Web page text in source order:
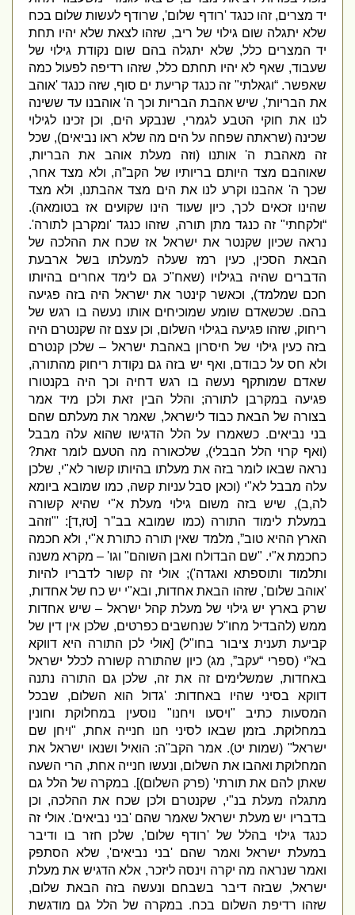
יד מצרים,זהו כנגד'רודף שלום',שרודף לעשות שלום בכח
שלא יתגלה שום גילוי של ריב,שזהו לצאת שלא יהיו תחת
יד המצרים כלל,שלא יתגלה בהם שום נקודת גילוי של
שעבוד,שאף לא יהיו תחתם כלל,שזהו רדיפה לפעול כמה
שאפשר. “וגאלתי"זה כנגד קריעת ים סוף,שזה כנגד'אוהב
את הבריות',שיש אהבת הבריות וכך ה'אוהבנו עד ששינה
לנו את חוקי הטבע לגמרי,שנבקע הים,וכן זכינו לגילוי
שכינה(שראתה שפחה על הים מה שלא ראו נביאים),שכל
זה מאהבת ה
'אותנו( וזה מעלת אוהב את הבריות,
שאוהבם מצד היותם בריותיו של הקב”ה,ולא מצד אחר,
שכך ה 'אהבנו וקרע לנו את הים מצד אהבתנו,ולא מצד
שהינו זכאים לכך,כיון שעוד הינו שקועים אז בטומאה).
ולקחתי"זה כנגד מתן תורה,שזהו כנגד'ומקרבן לתורה'.
נראה שכיון שקנטר את ישראל אז שכח את ההלכה של
הבאת הסכין,כעין רמז שעלה למעלתו בשל ארבעת
הדברים שהיה בגילויו(שאח"כ גם לימד אחרים בהיותו
חכם שמלמד),וכאשר קינטר את ישראל היה בזה פגיעה
בהם.שכשאדם שומע שמוכיחים אותו נעשה בו רגש של
ריחוק,שזהו פגיעה בגילוי השלום,וכן עצם זה שקנטרם היה
בזה כעין גילוי של חיסרון באהבת ישראל – שלכן קנטרם
ולא חס על כבודם,ואף יש בזה גם נקודת ריחוק מהתורה,
שאדם שמותקף נעשה בו רגש דחיה וכך היה בקנטורו
פגיעה במקרבן לתורה;והלל הבין זאת ולכן מיד אמר
בצורה של הבאת כבוד לישראל,שאמר את מעלתם שהם
בני נביאים.כשאמרו על הלל הדגישו שהוא עלה מבבל
ואף קרוי הלל הבבלי),שלכאורה מה הטעם לומר זאת?
נראה שבאו לומר בזה את מעלתו בהיותו קשור לא"י,שלכן
עלה מבבל לא"י(וכאן סבל עניות קשה,כמו שמובא ביומא
לה,ב),שיש בזה משום גילוי מעלת א "י שהיא קשורה
במעלת לימוד התורה(כמו שמובא בב"ר[טז,ד]: '" וזהב
הארץ ההיא טוב”,מלמד שאין תורה כתורת א"י,ולא חכמה
כחכמת א"י. "שם הבדולח ואבן השוהם"וגו ' – מקרא משנה
ותלמוד ותוספתא ואגדה');אולי זה קשור לדבריו להיות
אוהב שלום',שזהו הבאת אחדות,ובא"י יש כח של אחדות,
שרק בארץ יש גילוי של מעלת קהל ישראל – שיש אחדות
ממש(להבדיל מחו"ל שנחשבים כפרטים,שלכן אין דין של
קביעת תענית ציבורבחו"ל) [אולי לכן התורה היא דווקא
בא”י(ספרי “עקב”,מג)כיון שהתורה קשורה לכלל ישראל
באחדות,שמשלימים זה את זה ,שלכן גם התורה נתנה
דווקא בסיני שהיו באחדות: 'גדול הוא השלום,שבכל
המסעות כתיב" ויסעו ויחנו"נוסעין במחלוקת וחונין
במחלוקת.בזמן שבאו לסיני חנו חנייה אחת, "ויחן שם
ישראל" (שמות יט ).אמר הקב"ה:הואיל ושנאו ישראל את
המחלוקת ואהבו את השלום,ונעשו חנייה אחת,הרי השעה
שאתן להם את תורתי' (פרק השלום)].במקרה של הלל גם
מתגלה מעלת בנ"י,שקנטרם ולכן שכח את ההלכה,וכן
בדבריו יש מעלת ישראל שאמר שהם'בני נביאים'.אולי זה
כנגד גילוי בהלל של'רודף שלום',שלכן חזר בו ודיבר
במעלת ישראל ואמר שהם'בני נביאים',שלא הסתפק
ואמר שנראה מה יקרה וינסה ליזכר,אלא הדגיש את מעלת
ישראל,שבזה דיבר בשבחם ונעשה בזה הבאת שלום,
שזהו רדיפת השלום בכח.במקרה של הלל גם מודגשת